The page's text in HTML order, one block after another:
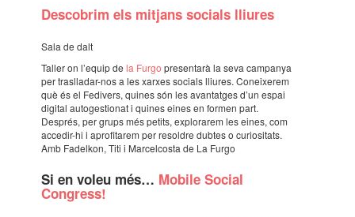
Desco­brim els mitjans soci­als lliu­res
Sala de dalt
Taller on l’equip dela Furgo presen­tarà la seva campa­nya
per tras­lla­dar-nos a les xarxes soci­als lliu­res. Conei­xe­rem
què és el Fedi­vers, quines són les avan­tat­ges d’un espai
digi­tal auto­ges­ti­o­nat i quines eines en formen part.
Després, per grups més petits, explo­ra­rem les eines, com
acce­dir-hi i apro­fi­ta­rem per resol­dre dubtes o curi­o­si­tats.
Amb Fadel­kon, Titi i Marcel­costa de La Furgo
Si en voleu més… Mobile Social
Congress!